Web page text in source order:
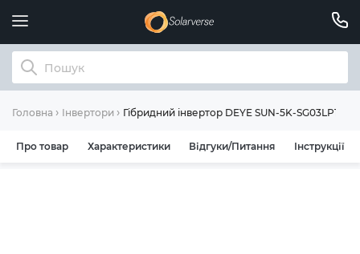
Головна Інвертори Гібридний інвертор DEYE SUN-5K-SG03LP1
Про товар Характеристики Відгуки/Питання Інструкції